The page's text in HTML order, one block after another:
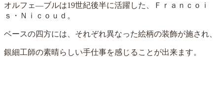
オルフェ―ブルは19世紀後半に活躍した、Ｆｒａｎｃｏｉ
ｓ・Ｎｉｃｏｕｄ。
ベースの四方には、それぞれ異なった絵柄の装飾が施され、
銀細工師の素晴らしい手仕事を感じることが出来ます。